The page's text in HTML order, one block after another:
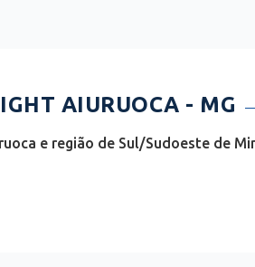
AIURUOCA - MG
e região de Sul/Sudoeste de